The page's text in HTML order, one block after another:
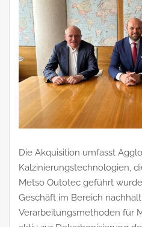
Die Akquisition umfasst
Kalzinierungstechnologien,
Metso Outotec geführt
Geschäft im Bereich
Verarbeitungsmethoden für